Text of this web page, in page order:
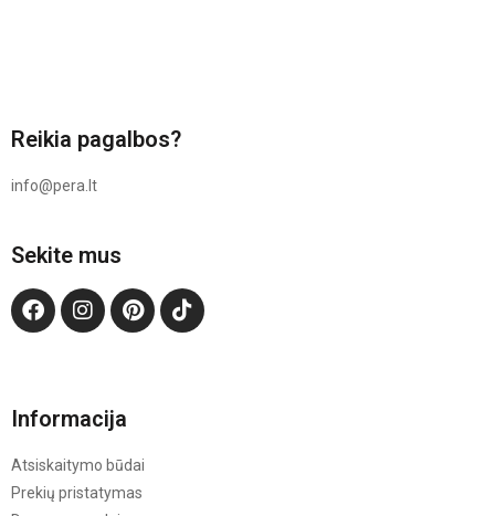
Reikia pagalbos?
info@pera.lt
Sekite mus
Informacija
Atsiskaitymo būdai
Prekių pristatymas